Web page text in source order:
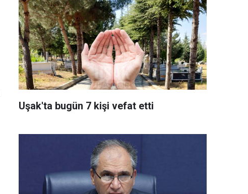
Uşak'ta bugün 7 kişi vefat etti